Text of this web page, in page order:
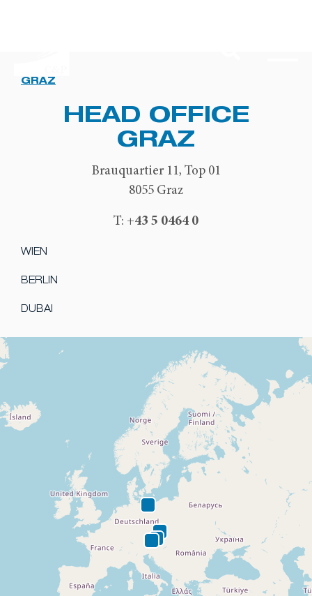
GRAZ
HEAD OFFICE
GRAZ
Brauquartier 11, Top 01
8055 Graz
T: +43 5 0464 0
WIEN
BERLIN
DUBAI